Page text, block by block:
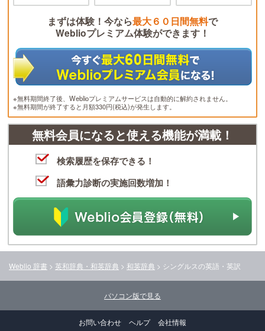
まずは体験！今なら最大６０日間無料で
Weblioプレミアム体験ができます！
※無料期間終了後、Weblioプレミアムサービスは自動的に解約されません。
※無料期間が終了すると月額330円(税込)が発生します。
無料会員になると使える機能が満載！
検索履歴を保存できる！
語彙力診断の実施回数増加！
Weblio 辞書 > 英和辞典・和英辞典 > 和英辞典 > シングルスの英語・英訳
パソコン版で見る
お問い合わせ ヘルプ 会社情報